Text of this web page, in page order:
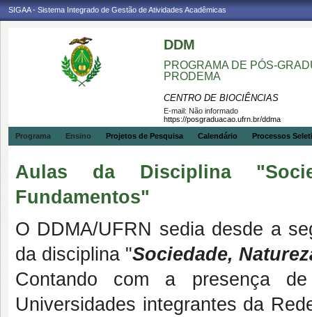
SIGAA - Sistema Integrado de Gestão de Atividades Acadêmicas
DDM
PROGRAMA DE PÓS-
PRODEMA
CENTRO DE BIOCIÊNCIAS
E-mail: Não informado
https://posgraduacao.ufrn.br/ddma
Programa
Ensino Projetos de Pesquisa Calendário Processos
Aulas da Disciplina
Fundamentos"
O DDMA/UFRN sedia desde a
da disciplina "Sociedade,
Contando com a presença
Universidades integrantes da